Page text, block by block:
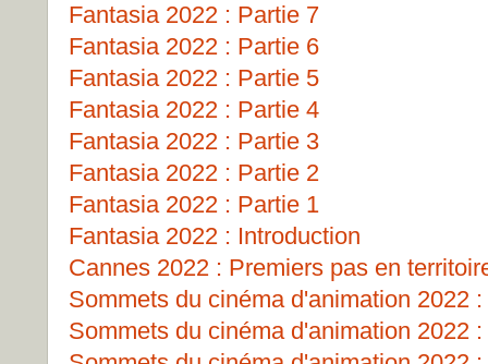
Fantasia 2022 : Partie 7
Fantasia 2022 : Partie 6
Fantasia 2022 : Partie 5
Fantasia 2022 : Partie 4
Fantasia 2022 : Partie 3
Fantasia 2022 : Partie 2
Fantasia 2022 : Partie 1
Fantasia 2022 : Introduction
Cannes 2022 : Premiers pas en
Sommets du cinéma d'animation 2022
Sommets du cinéma d'animation 2022